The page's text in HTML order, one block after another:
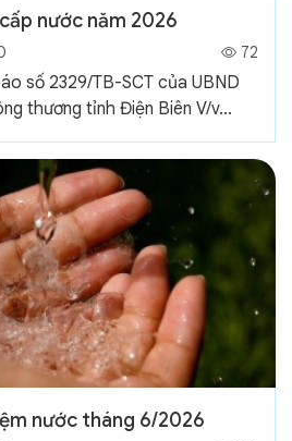
nước năm 2026
72
số 2329/TB-SCT của UBND
thương tỉnh Điện Biên V/v...
nước tháng 6/2026